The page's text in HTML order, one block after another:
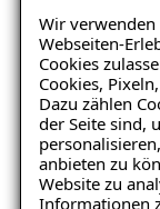
Wir
Webseiten-
Cookies
Cookies,
Dazu zählen
der Seite sind,
anbieten zu
Website zu
Informationen
Wo